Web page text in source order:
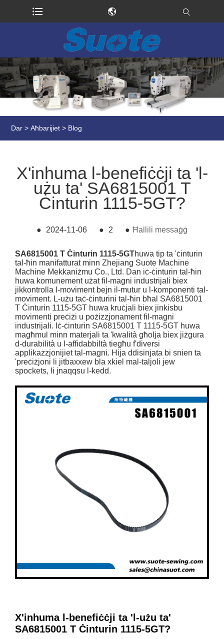
Dar > Aħbarijiet > Blog
X'inhuma l-benefiċċji ta 'l-
użu ta' SA6815001 T
Ċinturin 1115-5GT?
● 2024-11-06 ● 2 ● Ħallili messaġġ
SA6815001 T Ċinturin 1115-5GThuwa tip ta 'ċinturin
tal-ħin manifatturat minn Zhejiang Suote Machine
Machine Mekkaniżmu Co., Ltd. Dan iċ-ċinturin tal-ħin
huwa komunement użat fil-magni industrijali biex
jikkontrolla l-moviment bejn il-mutur u l-komponenti tal-
moviment. L-użu taċ-ċinturini tal-ħin bħal SA6815001
T Ċinturin 1115-5GT huwa kruċjali biex jinkisbu
movimenti preċiżi u pożizzjonament fil-magni
industrijali. Iċ-ċinturin SA6815001 T 1115-5GT huwa
magħmul minn materjali ta 'kwalità għolja biex jiżgura
d-durabilità u l-affidabbiltà tiegħu f'diversi
applikazzjonijiet tal-magni. Hija ddisinjata bi snien ta
'preċiżjoni li jitbaxxew bla xkiel mal-taljoli jew
spockets, li jnaqqsu l-kedd.
X'inhuma l-benefiċċji ta 'l-użu ta'
SA6815001 T Ċinturin 1115-5GT?